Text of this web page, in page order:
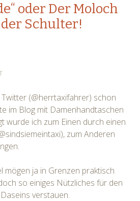
oder Der Moloch
Schulter!
(@herrtaxifahrer) schon
im Blog mit Damenhandtaschen
wurde ich zum Einen durch einen
zum Anderen
mögen ja in Grenzen praktisch
so einiges Nützliches für den
verstauen.